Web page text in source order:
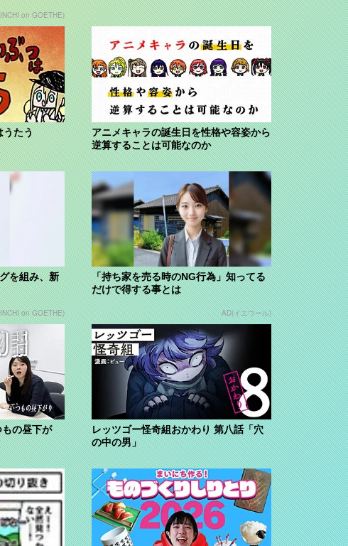
on GOETHE)
うたう
アニメキャラの誕生日を性格や容姿から
逆算することは可能なのか
を組み、新
on GOETHE)
「持ち家を売る時のNG行為」知ってる
だけで得する事とは
AD(イエウール)
の昼下が
レッツゴー怪奇組おかわり 第八話「穴
の中の男」